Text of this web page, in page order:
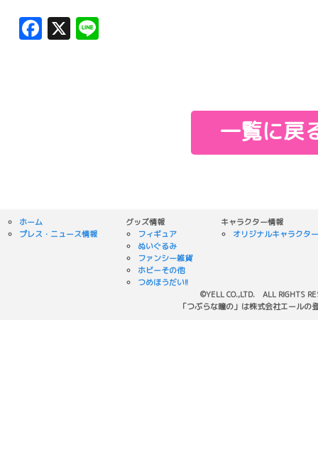
Facebook
X Line
一覧に戻
ホーム
プレス・ニュース情報
グッズ情報
フィギュア
ぬいぐるみ
ファンシー雑貨
ホビーその他
つめほうだい!!
キャラクター情報
オリジナルキャラクター
©YELL CO.,LTD. ALL RIGHTS
「つぶらな瞳の」は株式会社エールの